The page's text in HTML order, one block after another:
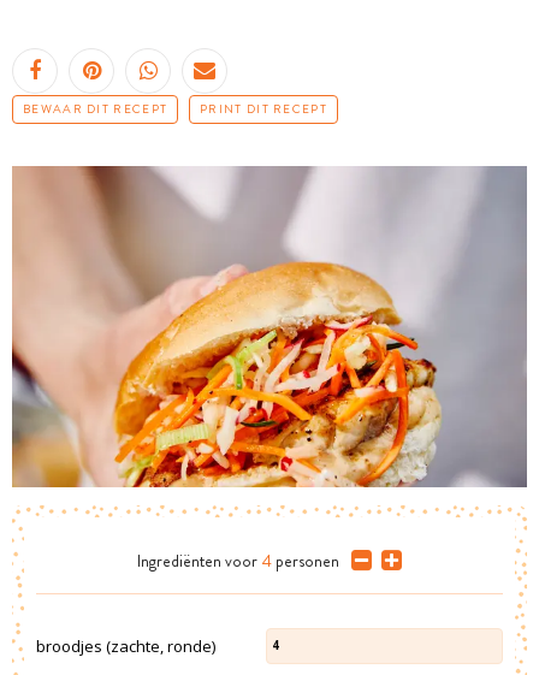
BEWAAR DIT RECEPT PRINT DIT RECEPT
Ingrediënten voor 4 personen
broodjes (zachte, ronde) 4